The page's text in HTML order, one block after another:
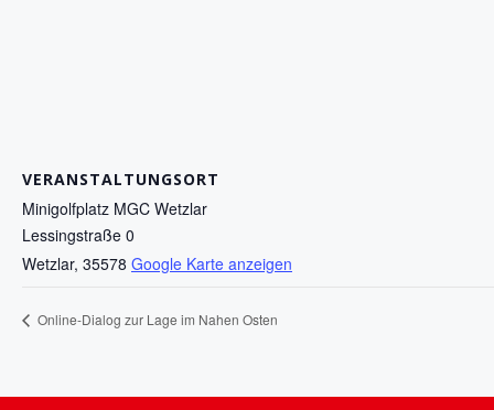
VERANSTALTUNGSORT
Minigolfplatz MGC Wetzlar
Lessingstraße 0
Wetzlar, 35578 Google Karte anzeigen
Online-Dialog zur Lage im Nahen Osten